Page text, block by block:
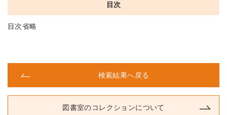
目次
目次省略
検索結果へ戻る
図書室のコレクションについて